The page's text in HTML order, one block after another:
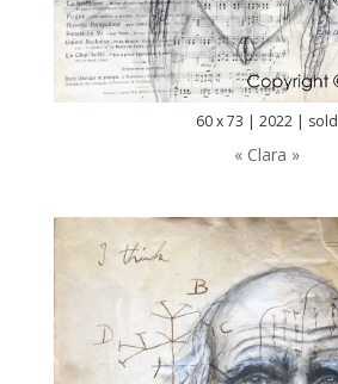
60 x 73 | 2022 | sold
« Clara »